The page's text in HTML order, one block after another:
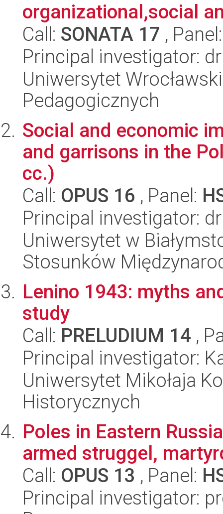
organizational,social
Call: SONATA 17 ,
Principal investigator:
Uniwersytet
Pedagogicznych
Social and economic
and garrisons in the
cc.)
Call: OPUS 16 , Panel:
Principal investigator:
Uniwersytet w
Stosunków
Lenino 1943: myths
study
Call: PRELUDIUM 14 ,
Principal investigator:
Uniwersytet Mikołaja
Historycznych
Poles in Eastern
armed struggel,
Call: OPUS 13 , Panel:
Principal investigator: